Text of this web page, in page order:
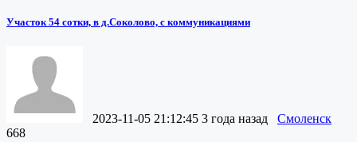
Участок 54 сотки, в д.Соколово, с коммуникациями
2023-11-05 21:12:45 3 года назад
Смоленск
668